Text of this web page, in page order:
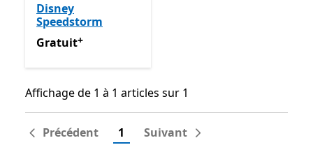
Disney
Speedstorm
GratuitAvec des achats dans l’application
Gratuit+
Affichage de 1 à 1 articles sur 1
Affichage de 1 à 1 articles sur 1
Précédent 1 Suivant